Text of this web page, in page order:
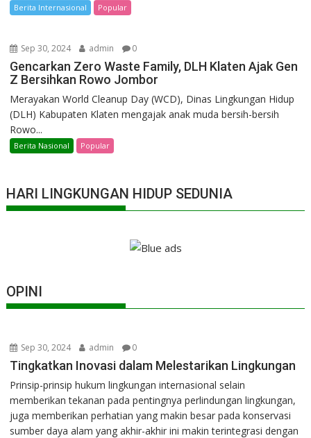
Berita Internasional Popular
Sep 30, 2024 admin 0
Gencarkan Zero Waste Family, DLH Klaten Ajak Gen
Z Bersihkan Rowo Jombor
Merayakan World Cleanup Day (WCD), Dinas Lingkungan Hidup
(DLH) Kabupaten Klaten mengajak anak muda bersih-bersih
Rowo...
Berita Nasional Popular
HARI LINGKUNGAN HIDUP SEDUNIA
OPINI
Sep 30, 2024 admin 0
Tingkatkan Inovasi dalam Melestarikan Lingkungan
Prinsip-prinsip hukum lingkungan internasional selain
memberikan tekanan pada pentingnya perlindungan lingkungan,
juga memberikan perhatian yang makin besar pada konservasi
sumber daya alam yang akhir-akhir ini makin terintegrasi dengan